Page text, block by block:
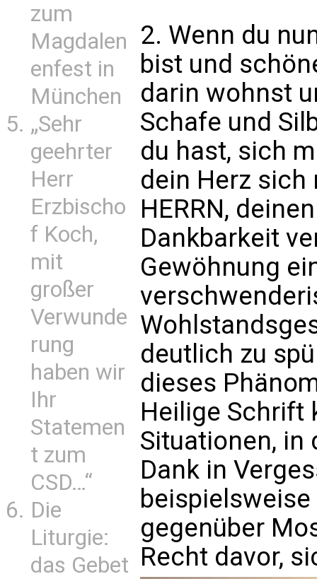
zum
Magdalen
enfest in
München
„Sehr
geehrter
Herr
Erzbischo
f Koch,
mit
großer
Verwunde
rung
haben wir
Ihr
Statemen
t zum
CSD…“
Die
Liturgie:
das Gebet
2. Wenn du
bist und
darin wohnst
Schafe und
du hast, sich
dein Herz sich
HERRN,
Dankbarkeit
Gewöhnung
deutlich zu
dieses
Heilige Schrift
Situationen, in
Dank in
gegenüber
Recht davor,